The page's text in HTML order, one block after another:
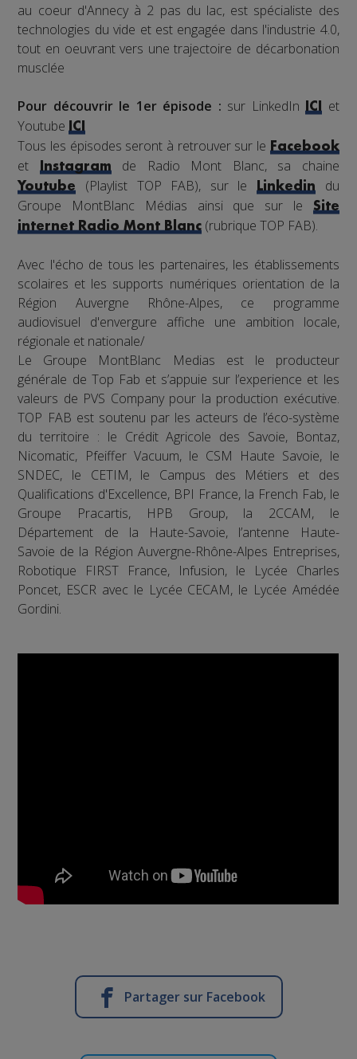
au coeur d'Annecy à 2 pas du lac, est spécialiste des
technologies du vide et est engagée dans l'industrie 4.0,
tout en oeuvrant vers une trajectoire de décarbonation
musclée
Pour découvrir le 1er épisode : sur LinkedIn ICI
et
Youtube ICI
Tous les épisodes seront à retrouver sur le Facebook
et Instagramde Radio Mont Blanc, sa chaine
Youtube (Playlist TOP FAB), sur le Linkedin
du
Groupe MontBlanc Médias ainsi que sur le
Site
internet Radio Mont Blanc (rubrique TOP FAB).
Avec l'écho de tous les partenaires, les établissements
scolaires et les supports numériques orientation de la
Région Auvergne Rhône-Alpes, ce programme
audiovisuel d'envergure affiche une ambition locale,
régionale et nationale/
Le Groupe MontBlanc Medias est le producteur
générale de Top Fab et s’appuie sur l’experience et les
valeurs de PVS Company pour la production exécutive.
TOP FAB est soutenu par les acteurs de l’éco-système
du territoire : le Crédit Agricole des Savoie, Bontaz,
Nicomatic, Pfeiffer Vacuum, le CSM Haute Savoie, le
SNDEC, le CETIM, le Campus des Métiers et des
Qualifications d'Excellence, BPI France, la French Fab, le
Groupe Pracartis, HPB Group, la 2CCAM, le
Département de la Haute-Savoie, l’antenne Haute-
Savoie de la Région Auvergne-Rhône-Alpes Entreprises,
Robotique FIRST France, Infusion, le Lycée Charles
Poncet, ESCR avec le Lycée CECAM, le Lycée Amédée
Gordini.
Partager sur Facebook